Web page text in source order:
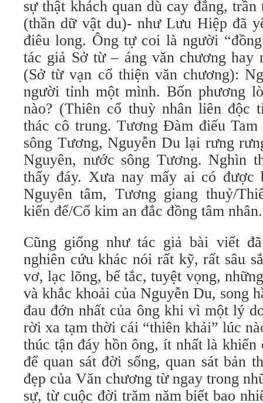
sự thật khách quan dù cay đắng,
(thần dữ vật du)- như Lưu Hiệp đã
điêu long. Ông tự coi là người
tác giả Sở từ – áng văn chương hay
(Sở từ vạn cổ thiện văn chương):
người tỉnh một mình. Bốn phương
nào? (Thiên cổ thuỳ nhân liên độc
thác cô trung. Tương Đàm điếu
sông Tương, Nguyễn Du lại rưng
Nguyên, nước sông Tương. Nghìn
thấy đáy. Xưa nay mấy ai có được
Nguyên tâm, Tương giang thuỷ/
kiến để/Cổ kim an đắc đồng tâm
Cũng giống như tác giả bài viết
nghiên cứu khác nói rất kỹ, rất sâu
vơ, lạc lõng, bế tắc, tuyệt vọng,
và khắc khoải của Nguyễn Du, song
đau đớn nhất của ông khi vì một lý
rời xa tạm thời cái “thiên khải” lúc
thúc tận đáy hồn ông, ít nhất là khiến
để quan sát đời sống, quan sát bản
đẹp của Văn chương từ ngay trong
sự, từ cuộc đời trăm năm biết bao